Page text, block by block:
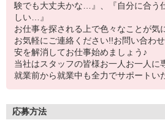
験でも大丈夫かな…』、『自分に合う
しい…』
お仕事を探される上で色々なことが
お気軽にご連絡ください!!お問い合わ
安を解消してお仕事始めましょう♪
当社はスタッフの皆様お一人お一人に
就業前から就業中も全力でサポートい
応募方法